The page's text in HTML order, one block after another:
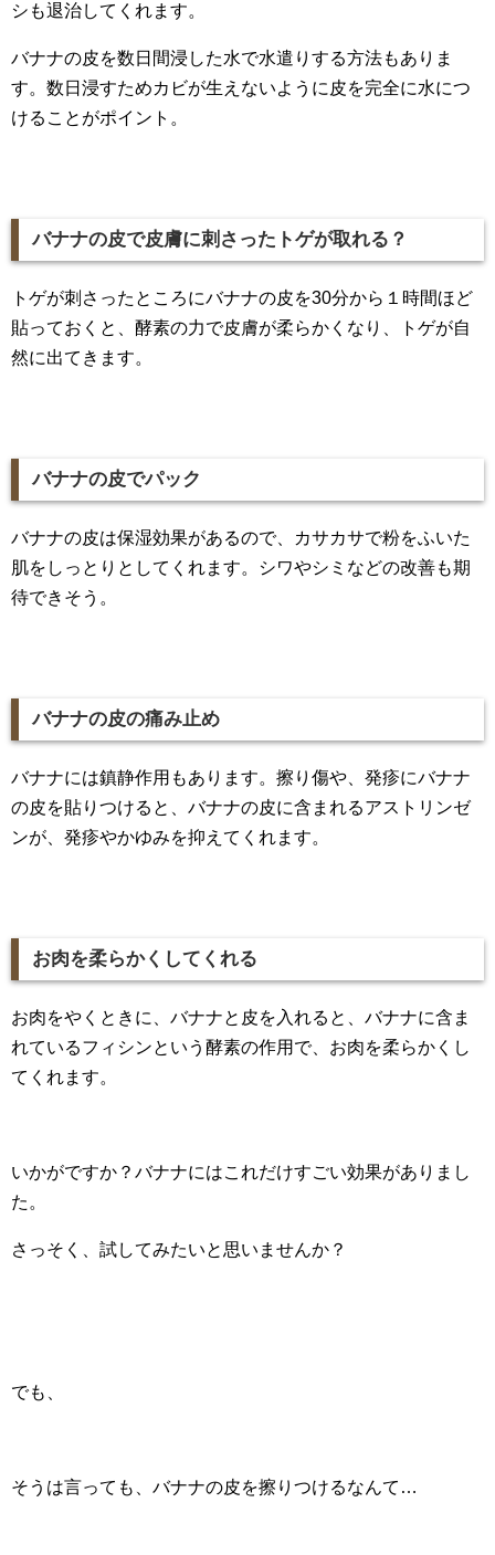
シも退治してくれます。
バナナの皮を数日間浸した水で水遣りする方法もありま
す。数日浸すためカビが生えないように皮を完全に水につ
けることがポイント。
バナナの皮で皮膚に刺さったトゲが取れる？
トゲが刺さったところにバナナの皮を30分から１時間ほど
貼っておくと、酵素の力で皮膚が柔らかくなり、トゲが自
然に出てきます。
バナナの皮でパック
バナナの皮は保湿効果があるので、カサカサで粉をふいた
肌をしっとりとしてくれます。シワやシミなどの改善も期
待できそう。
バナナの皮の痛み止め
バナナには鎮静作用もあります。擦り傷や、発疹にバナナ
の皮を貼りつけると、バナナの皮に含まれるアストリンゼ
ンが、発疹やかゆみを抑えてくれます。
お肉を柔らかくしてくれる
お肉をやくときに、バナナと皮を入れると、バナナに含ま
れているフィシンという酵素の作用で、お肉を柔らかくし
てくれます。
いかがですか？バナナにはこれだけすごい効果がありまし
た。
さっそく、試してみたいと思いませんか？
でも、
そうは言っても、バナナの皮を擦りつけるなんて…